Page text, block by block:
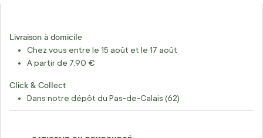
Livraison à domicile
Chez vous entre le 15 août et le 17 août
À partir de 7,90 €
Click & Collect
Dans notre dépôt du Pas-de-Calais (62)